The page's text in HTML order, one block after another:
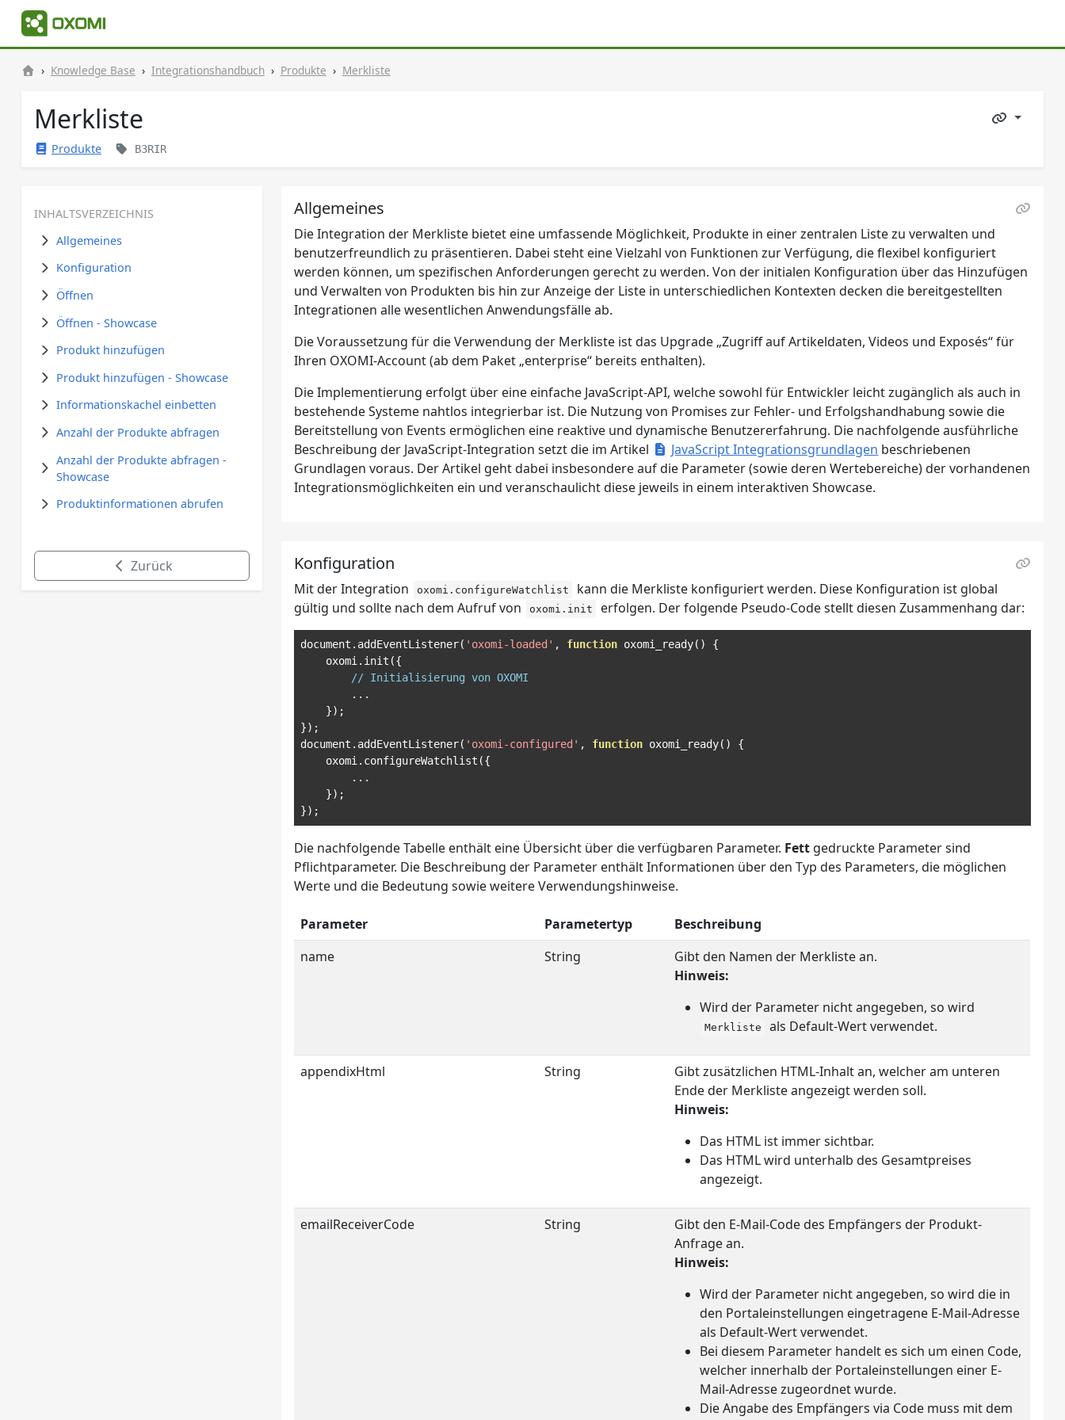
Knowledge Base Integrationshandbuch Produkte Merkliste
Merkliste
Produkte B3RIR
INHALTSVERZEICHNIS
Allgemeines
Konfiguration
Öffnen
Öffnen - Showcase
Produkt hinzufügen
Produkt hinzufügen - Showcase
Informationskachel einbetten
Anzahl der Produkte abfragen
Anzahl der Produkte abfragen -
Showcase
Produktinformationen abrufen
Zurück
Allgemeines
Die Integration der Merkliste bietet eine umfassende Möglichkeit, Produkte in einer zentralen Liste zu verwalten und
benutzerfreundlich zu präsentieren. Dabei steht eine Vielzahl von Funktionen zur Verfügung, die flexibel konfiguriert
werden können, um spezifischen Anforderungen gerecht zu werden. Von der initialen Konfiguration über das Hinzufügen
und Verwalten von Produkten bis hin zur Anzeige der Liste in unterschiedlichen Kontexten decken die bereitgestellten
Integrationen alle wesentlichen Anwendungsfälle ab.
Die Voraussetzung für die Verwendung der Merkliste ist das Upgrade „Zugriff auf Artikeldaten, Videos und Exposés“ für
Ihren OXOMI-Account (ab dem Paket „enterprise“ bereits enthalten).
Die Implementierung erfolgt über eine einfache JavaScript-API, welche sowohl für Entwickler leicht zugänglich als auch in
bestehende Systeme nahtlos integrierbar ist. Die Nutzung von Promises zur Fehler- und Erfolgshandhabung sowie die
Bereitstellung von Events ermöglichen eine reaktive und dynamische Benutzererfahrung. Die nachfolgende ausführliche
Beschreibung der JavaScript-Integration setzt die im Artikel
JavaScript Integrationsgrundlagen beschriebenen
Grundlagen voraus. Der Artikel geht dabei insbesondere auf die Parameter (sowie deren Wertebereiche) der vorhandenen
Integrationsmöglichkeiten ein und veranschaulicht diese jeweils in einem interaktiven Showcase.
Konfiguration
Mit der Integration oxomi.configureWatchlist
kann die Merkliste konfiguriert werden. Diese Konfiguration ist global
gültig und sollte nach dem Aufruf von
oxomi.init erfolgen. Der folgende Pseudo-Code stellt diesen Zusammenhang dar:
document . addEventListener( 'oxomi-loaded' , function oxomi_ready()
{
    oxomi
. init ({
// Initialisierung von OXOMI
...
});
});
document . addEventListener( 'oxomi-configured' , function oxomi_ready()
{
    oxomi
. configureWatchlist ({
...
});
});
Die nachfolgende Tabelle enthält eine Übersicht über die verfügbaren Parameter. Fett gedruckte Parameter sind
Pflichtparameter. Die Beschreibung der Parameter enthält Informationen über den Typ des Parameters, die möglichen
Werte und die Bedeutung sowie weitere Verwendungshinweise.
Parameter Parametertyp
Beschreibung
name
String
Gibt den Namen der Merkliste an.
Hinweis:
Wird der Parameter nicht angegeben, so wird
Merkliste als Default-Wert verwendet.
appendixHtml String
Gibt zusätzlichen HTML-Inhalt an, welcher am unteren
Ende der Merkliste angezeigt werden soll.
Hinweis:
Das HTML ist immer sichtbar.
Das HTML wird unterhalb des Gesamtpreises
angezeigt.
emailReceiverCode String
Gibt den E-Mail-Code des Empfängers der Produkt-
Anfrage an.
Hinweis:
Wird der Parameter nicht angegeben, so wird die in
den Portaleinstellungen eingetragene E-Mail-Adresse
als Default-Wert verwendet.
Bei diesem Parameter handelt es sich um einen Code,
welcher innerhalb der Portaleinstellungen einer E-
Mail-Adresse zugeordnet wurde.
Die Angabe des Empfängers via Code muss mit dem